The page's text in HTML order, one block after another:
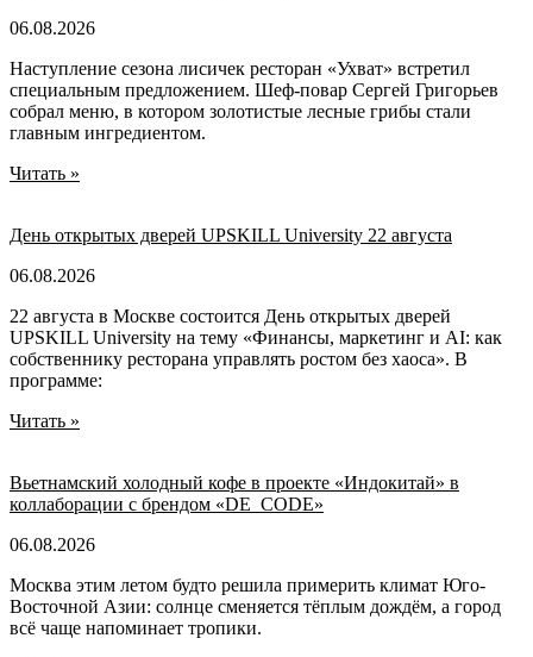
06.08.2026
Наступление сезона лисичек ресторан «Ухват» встретил
специальным предложением. Шеф-повар Сергей Григорьев
собрал меню, в котором золотистые лесные грибы стали
главным ингредиентом.
Читать »
День открытых дверей UPSKILL University 22 августа
06.08.2026
22 августа в Москве состоится День открытых дверей
UPSKILL University на тему «Финансы, маркетинг и AI: как
собственнику ресторана управлять ростом без хаоса». В
программе:
Читать »
Вьетнамский холодный кофе в проекте «Индокитай» в
коллаборации с брендом «DE_CODE»
06.08.2026
Москва этим летом будто решила примерить климат Юго-
Восточной Азии: солнце сменяется тёплым дождём, а город
всё чаще напоминает тропики.